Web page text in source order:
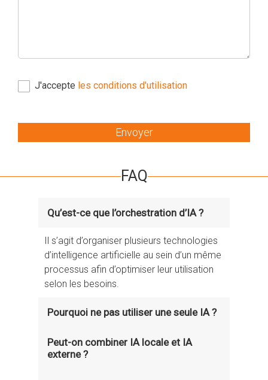
J'accepte les conditions d'utilisation
Envoyer
FAQ
Qu’est-ce que l’orchestration d’IA ?
Il s’agit d’organiser plusieurs technologies
d’intelligence artificielle au sein d’un même
processus afin d’optimiser leur utilisation
selon les besoins.
Pourquoi ne pas utiliser une seule IA ?
Parce qu’aucune solution n’est
performante sur tous les cas d’usage.
Peut-on combiner IA locale et IA
externe ?